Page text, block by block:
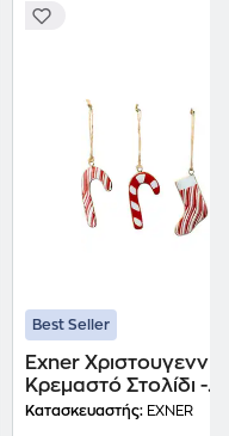
Best Seller
Exner
Κρεμαστό Στολίδι -
Μπαστουνάκι
Κατασκευαστής: EXNER